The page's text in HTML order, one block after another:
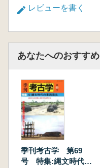
レビューを書く
あなたへのおすすめ
季刊考古学 第69
号 特集:縄文時代の